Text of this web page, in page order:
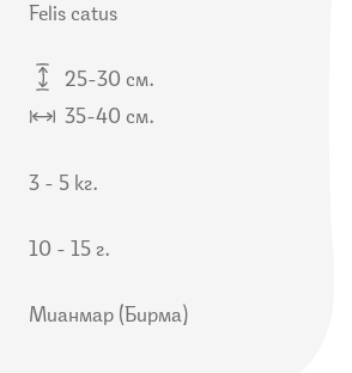
Felis catus
25-30 см.
35-40 см.
3 - 5 кг.
10 - 15 г.
Мианмар (Бирма)